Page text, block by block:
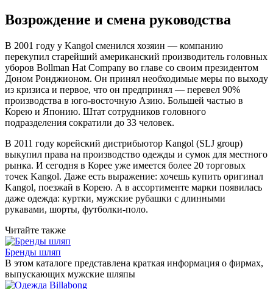
Возрождение и смена руководства
В 2001 году у Kangol сменился хозяин — компанию
перекупил старейший американский производитель головных
уборов Bollman Hat Company во главе со своим президентом
Доном Ронджионом. Он принял необходимые меры по выходу
из кризиса и первое, что он предпринял — перевел 90%
производства в юго-восточную Азию. Большей частью в
Корею и Японию. Штат сотрудников головного
подразделения сократили до 33 человек.
В 2011 году корейский дистрибьютор Kangol (SLJ group)
выкупил права на производство одежды и сумок для местного
рынка. И сегодня в Корее уже имеется более 20 торговых
точек Kangol. Даже есть выражение: хочешь купить оригинал
Kangol, поезжай в Корею. А в ассортименте марки появилась
даже одежда: куртки, мужские рубашки с длинными
рукавами, шорты, футболки-поло.
Читайте также
Бренды шляп
В этом каталоге представлена краткая информация о фирмах,
выпускающих мужские шляпы